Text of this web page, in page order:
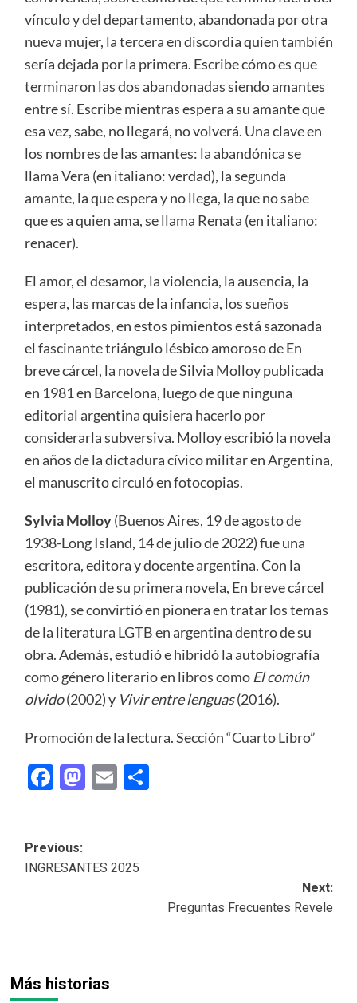
vínculo y del departamento, abandonada por otra
nueva mujer, la tercera en discordia quien también
sería dejada por la primera. Escribe cómo es que
terminaron las dos abandonadas siendo amantes
entre sí. Escribe mientras espera a su amante que
esa vez, sabe, no llegará, no volverá. Una clave en
los nombres de las amantes: la abandónica se
llama Vera (en italiano: verdad), la segunda
amante, la que espera y no llega, la que no sabe
que es a quien ama, se llama Renata (en italiano:
renacer).
El amor, el desamor, la violencia, la ausencia, la
espera, las marcas de la infancia, los sueños
interpretados, en estos pimientos está sazonada
el fascinante triángulo lésbico amoroso de En
breve cárcel, la novela de Silvia Molloy publicada
en 1981 en Barcelona, luego de que ninguna
editorial argentina quisiera hacerlo por
considerarla subversiva. Molloy escribió la novela
en años de la dictadura cívico militar en Argentina,
el manuscrito circuló en fotocopias.
Sylvia Molloy(Buenos Aires, 19 de agosto de
1938-Long Island, 14 de julio de 2022) fue una
escritora, editora y docente argentina. Con la
publicación de su primera novela, En breve cárcel
(1981), se convirtió en pionera en tratar los temas
de la literatura LGTB en argentina dentro de su
obra. Además, estudió e hibridó la autobiografía
como género literario en libros como El común
olvido(2002) y Vivir entre lenguas(2016).
Promoción de la lectura. Sección“Cuarto Libro”
Facebook
Mastodon
EmailShare
Post
navigation
Previous:
INGRESANTES 2025
Next:
Preguntas Frecuentes Revele
Más historias